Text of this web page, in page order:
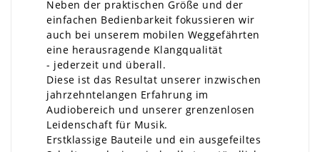
Neben der praktischen Größe und der
einfachen Bedienbarkeit fokussieren wir
auch bei unserem mobilen Weggefährten
eine herausragende Klangqualität
- jederzeit und überall.
Diese ist das Resultat unserer inzwischen
jahrzehntelangen Erfahrung im
Audiobereich und unserer grenzenlosen
Leidenschaft für Musik.
Erstklassige Bauteile und ein ausgefeiltes